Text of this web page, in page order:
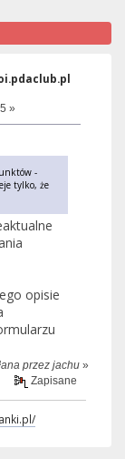
»
-
tylko, że
opisie
przez jachu »
Zapisane